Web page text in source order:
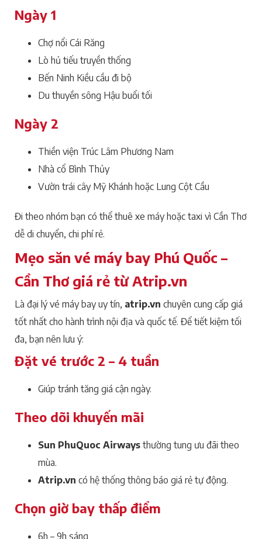
Ngày 1
Chợ nổi Cái Răng
Lò hủ tiếu truyền thống
Bến Ninh Kiều cầu đi bộ
Du thuyền sông Hậu buổi tối
Ngày 2
Thiền viện Trúc Lâm Phương Nam
Nhà cổ Bình Thủy
Vườn trái cây Mỹ Khánh hoặc Lung Cột Cầu
Đi theo nhóm bạn có thể thuê xe máy hoặc taxi vì Cần Thơ
dễ di chuyển, chi phí rẻ.
Mẹo săn vé máy bay Phú Quốc –
Cần Thơ giá rẻ từ Atrip.vn
Là đại lý vé máy bay uy tín, atrip.vn chuyên cung cấp giá
tốt nhất cho hành trình nội địa và quốc tế. Để tiết kiệm tối
đa, bạn nên lưu ý:
Đặt vé trước 2 – 4 tuần
Giúp tránh tăng giá cận ngày.
Theo dõi khuyến mãi
Sun PhuQuoc Airways thường tung ưu đãi theo
mùa.
Atrip.vn có hệ thống thông báo giá rẻ tự động.
Chọn giờ bay thấp điểm
6h – 9h sáng